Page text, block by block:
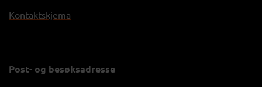
Kontaktskjema
Post- og besøksadresse